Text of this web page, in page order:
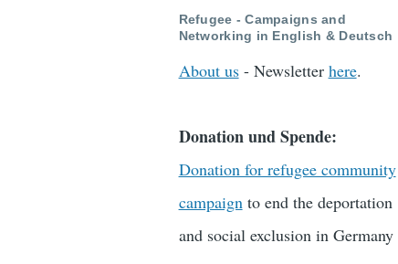
Refugee - Campaigns and
Networking in English & Deutsch
About us- Newsletter here.
Donation und Spende:
Donation for refugee community
campaignto end the deportation
and social exclusion in Germany